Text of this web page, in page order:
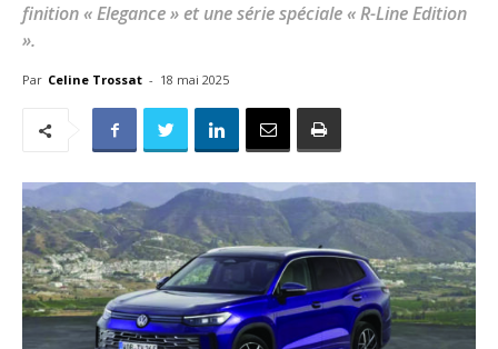
finition « Elegance » et une série spéciale « R-Line Edition
».
Par Celine Trossat - 18 mai 2025